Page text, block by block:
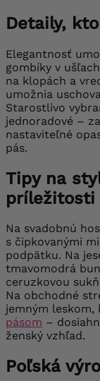
Detaily,
Elegantnosť
gombíky v
na klopách a
umožnia
Starostlivo
jednoradové –
nastaviteľné
pás.
Tipy na
príležitosti
Na svadobnú
s čipkovanými
podpätku. Na
tmavomodrá
ceruzkovou
Na obchodné
jemným leskom,
pásom –
ženský vzhľad.
Poľská